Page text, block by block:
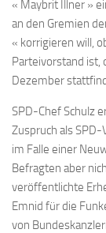
« Maybrit Illner »
an den Gremien
« korrigieren will,
Parteivorstand ist,
Dezember
SPD-Chef Schulz
Zuspruch als
im Falle einer
Befragten aber
veröffentlichte
Emnid für die
von